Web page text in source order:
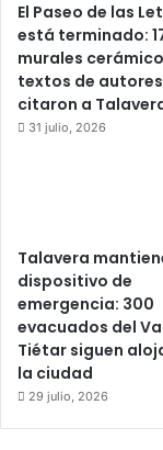
El Paseo de las
está terminado:
murales
textos de
citaron a
31 julio, 2026
Talavera
dispositivo de
emergencia: 300
evacuados del
Tiétar siguen
la ciudad
29 julio, 2026